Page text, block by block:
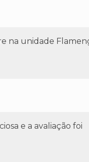
na unidade
e a avaliação foi